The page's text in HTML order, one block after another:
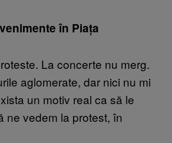
în Piaţa
La concerte nu merg.
aglomerate, dar nici nu mi
un motiv real ca să le
ne vedem la protest, în